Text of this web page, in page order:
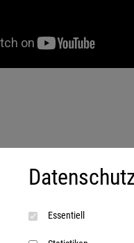
Essentiell